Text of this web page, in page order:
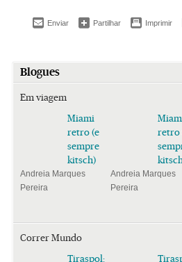
Enviar Partilhar Imprimir
Blogues
Em viagem
Miami
retro (e
sempre
kitsch)
Andreia Marques
Pereira
retro
Andreia Marques
Pereira
Correr Mundo
Tiraspol: